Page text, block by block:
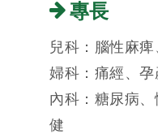
專長
兒科：腦性麻
婦科：痛經、
內科：糖尿病
健